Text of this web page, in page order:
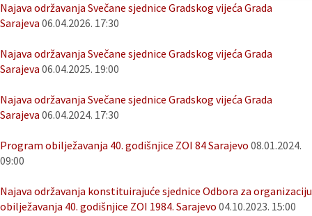
Najava održavanja Svečane sjednice Gradskog vijeća Grada
Sarajeva 06.04.2026. 17:30
Najava održavanja Svečane sjednice Gradskog vijeća Grada
Sarajeva 06.04.2025. 19:00
Najava održavanja Svečane sjednice Gradskog vijeća Grada
Sarajeva 06.04.2024. 17:30
Program obilježavanja 40. godišnjice ZOI 84 Sarajevo 08.01.2024.
09:00
Najava održavanja konstituirajuće sjednice Odbora za organizaciju
obilježavanja 40. godišnjice ZOI 1984. Sarajevo 04.10.2023. 15:00